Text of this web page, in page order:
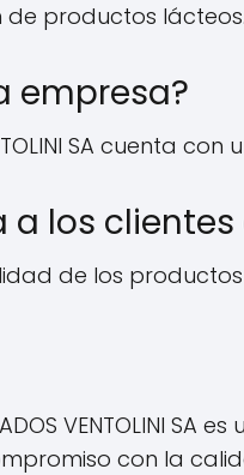
de productos lácteos.
empresa?
SA cuenta
a los
de los productos
con la